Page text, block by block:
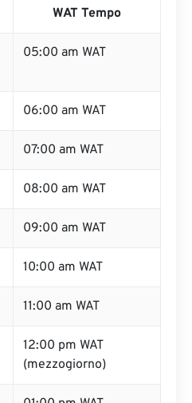
WAT Tempo
05:00 am WAT
06:00 am WAT
07:00 am WAT
08:00 am WAT
09:00 am WAT
10:00 am WAT
11:00 am WAT
12:00 pm WAT
(mezzogiorno)